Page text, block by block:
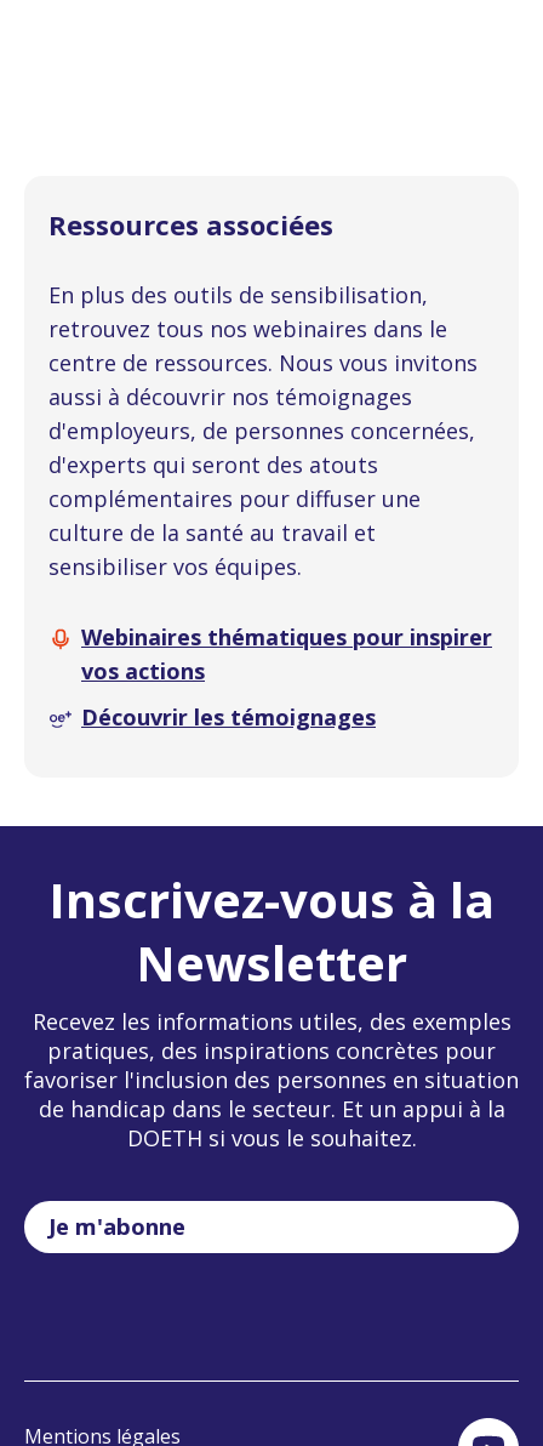
Ressources associées
En plus des outils de sensibilisation,
retrouvez tous nos webinaires dans le
centre de ressources. Nous vous invitons
aussi à découvrir nos témoignages
d'employeurs, de personnes concernées,
d'experts qui seront des atouts
complémentaires pour diffuser une
culture de la santé au travail et
sensibiliser vos équipes.
Webinaires thématiques pour inspirer
vos actions
Découvrir les témoignages
Inscrivez-vous à la
Newsletter
Recevez les informations utiles, des exemples
pratiques, des inspirations concrètes pour
favoriser l'inclusion des personnes en situation
de handicap dans le secteur. Et un appui à la
DOETH si vous le souhaitez.
Je m'abonne
Mentions légales